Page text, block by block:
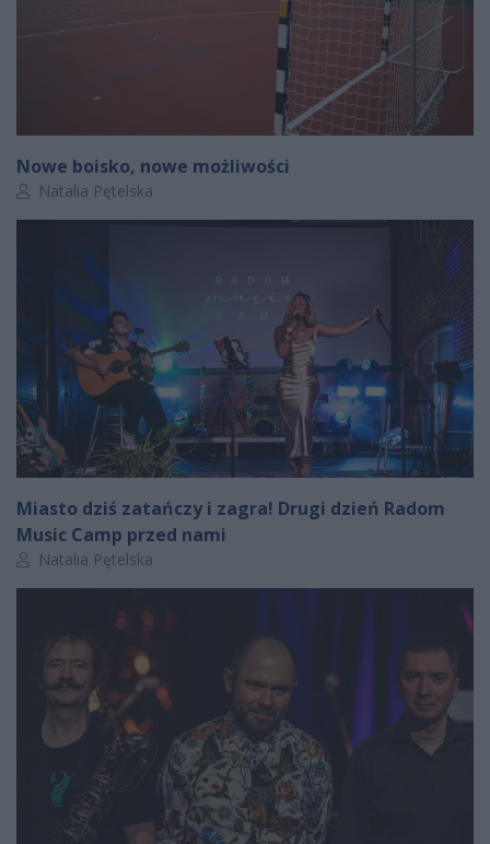
Nowe boisko, nowe możliwości
Autor artykułu:
Natalia Pętelska
Miasto dziś zatańczy i zagra! Drugi dzień Radom
Music Camp przed nami
Autor artykułu:
Natalia Pętelska